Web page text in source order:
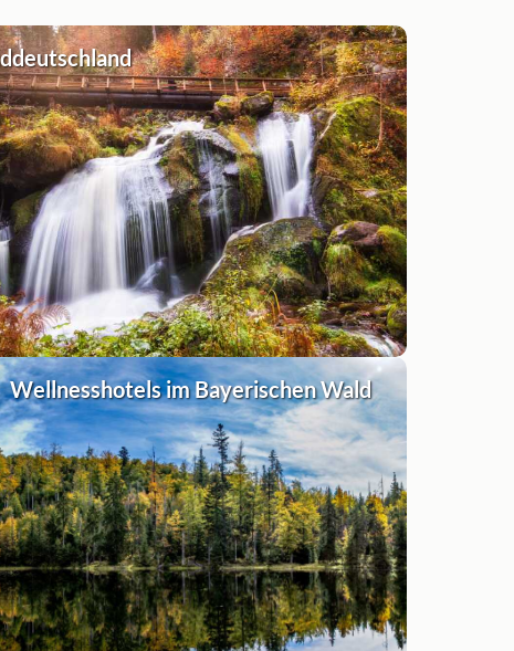
Wellnesshotels im Bayerischen Wald